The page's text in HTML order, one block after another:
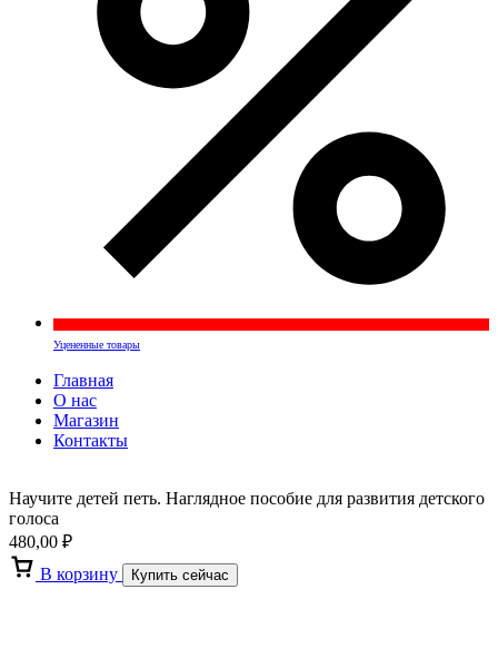
Уцененные товары
Главная
О нас
Магазин
Контакты
Научите детей петь. Наглядное пособие для развития детского
голоса
480,00 ₽
В корзину
Купить сейчас